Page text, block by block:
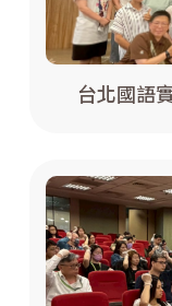
台北國語